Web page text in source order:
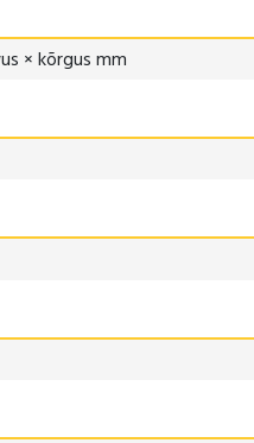
× kõrgus mm